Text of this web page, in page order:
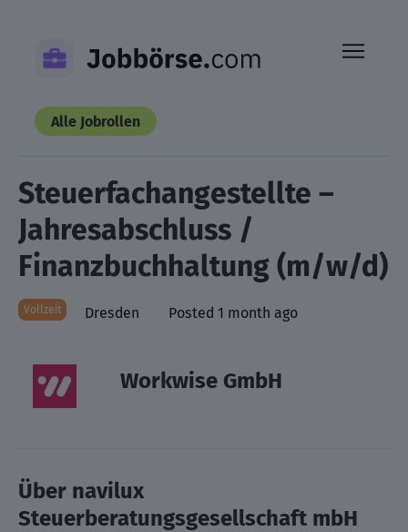
content
Alle Jobrollen
Steuerfachangestellte –
Jahresabschluss /
Finanzbuchhaltung (m/w/d)
Vollzeit Dresden Posted 1 month ago
Workwise GmbH
Über navilux
Steuerberatungsgesellschaft mbH